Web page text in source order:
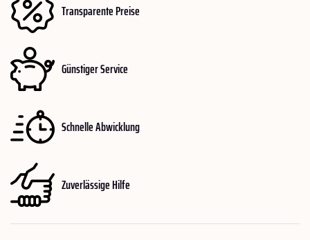
Transparente Preise
Günstiger Service
Schnelle Abwicklung
Zuverlässige Hilfe